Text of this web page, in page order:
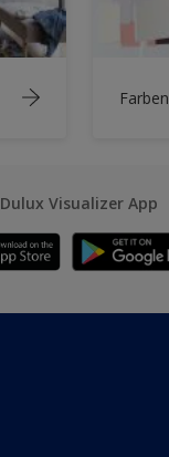
Farben
Dulux Visualizer App